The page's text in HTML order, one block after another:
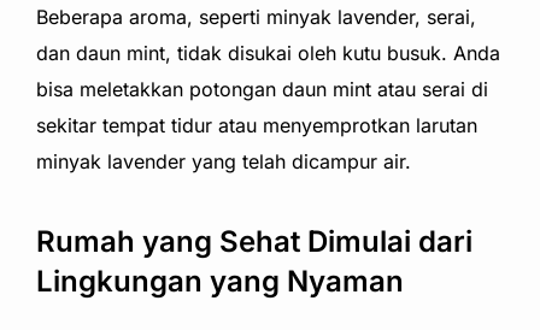
Beberapa aroma, seperti minyak lavender, serai,
dan daun mint, tidak disukai oleh kutu busuk. Anda
bisa meletakkan potongan daun mint atau serai di
sekitar tempat tidur atau menyemprotkan larutan
minyak lavender yang telah dicampur air.
Rumah yang Sehat Dimulai dari
Lingkungan yang Nyaman